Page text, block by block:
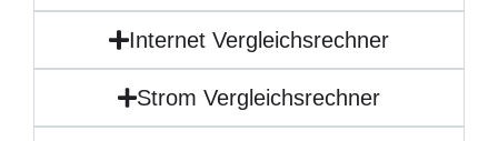
Internet Vergleichsrechner
Strom Vergleichsrechner